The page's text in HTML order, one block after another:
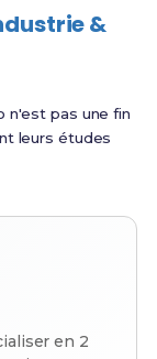
&
n'est pas une fin
leurs études
en 2